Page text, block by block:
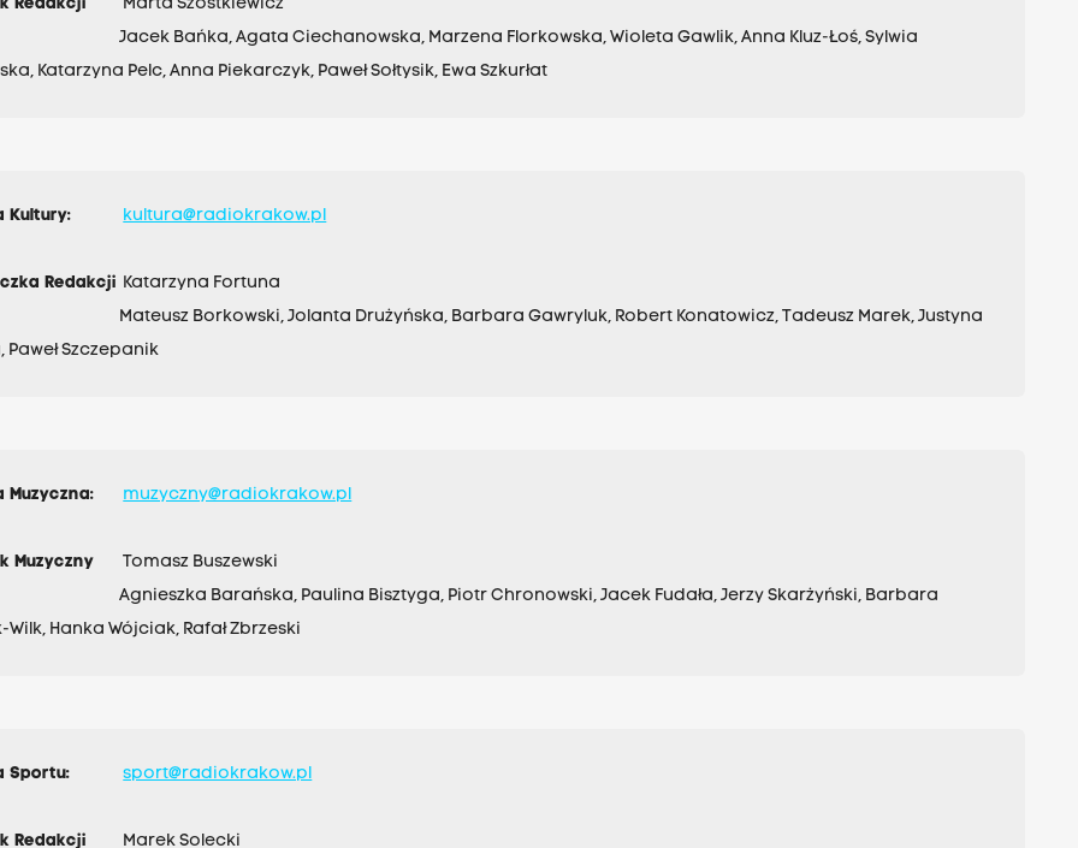
Redakcji
Marta Szostkiewicz
Jacek Bańka, Agata Ciechanowska, Marzena Florkowska, Wioleta Gawlik, Anna Kluz-Łoś, Sylwia
Katarzyna Pelc, Anna Piekarczyk, Paweł Sołtysik, Ewa Szkurłat
Kultury: kultura@radiokrakow.pl
Redakcji Katarzyna Fortuna
Mateusz Borkowski, Jolanta Drużyńska, Barbara Gawryluk, Robert Konatowicz, Tadeusz Marek, Justyna
Paweł Szczepanik
Muzyczna: muzyczny@radiokrakow.pl
Muzyczny
Tomasz Buszewski
Agnieszka Barańska, Paulina Bisztyga, Piotr Chronowski, Jacek Fudała, Jerzy Skarżyński, Barbara
Hanka Wójciak, Rafał Zbrzeski
Sportu: sport@radiokrakow.pl
Redakcji Marek Solecki